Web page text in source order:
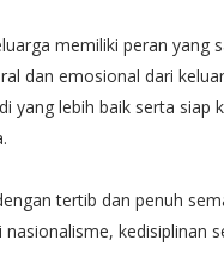
memiliki peran yang
dan emosional dari
yang lebih baik serta
tertib dan penuh
kedisiplinan